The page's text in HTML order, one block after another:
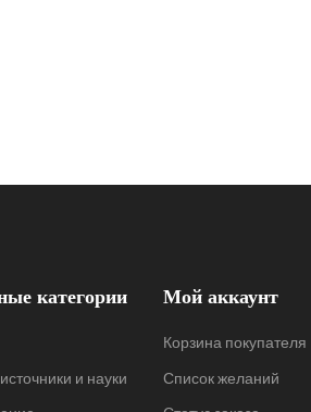
категории
и науки
Мой аккаунт
Корзина покупателя
Список желаний